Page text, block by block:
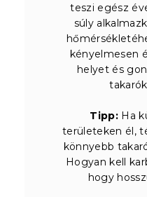
teszi egész
súly
kényelmesen
helyet és
Tipp: Ha
területeken él,
könnyebb
Hogyan kell
hogy